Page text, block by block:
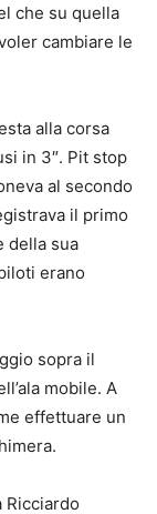
che su quella
cambiare le
alla corsa
in 3″. Pit stop
al secondo
il primo
della sua
erano
sopra il
mobile. A
effettuare un
Ricciardo